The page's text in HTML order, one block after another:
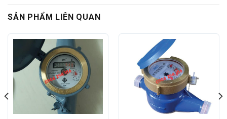
SẢN PHẨM LIÊN QUAN